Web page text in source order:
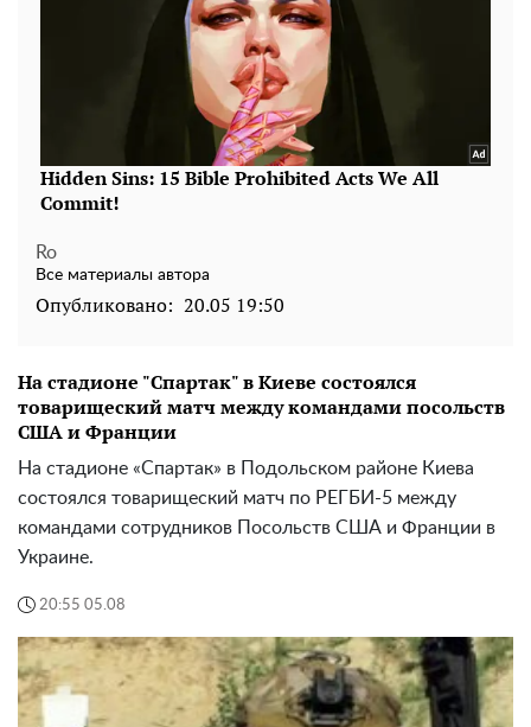
Ro
Все материалы автора
Опубликовано: 20.05 19:50
На стадионе "Спартак" в Киеве состоялся
товарищеский матч между командами посольств
США и Франции
На стадионе «Спартак» в Подольском районе Киева
состоялся товарищеский матч по РЕГБИ-5 между
командами сотрудников Посольств США и Франции в
Украине.
20:55 05.08